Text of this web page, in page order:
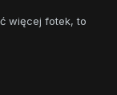
więcej fotek, to